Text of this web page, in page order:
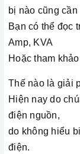
bị nào cũng cần
Bạn có thể đọc
Amp, KVA
Hoặc tham
Thế nào là giải
Hiện nay do
điện nguồn,
do không hiểu
điện.